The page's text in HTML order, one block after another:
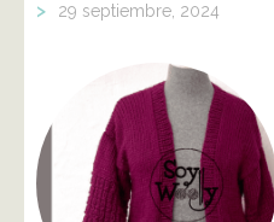
> 29 septiembre, 2024